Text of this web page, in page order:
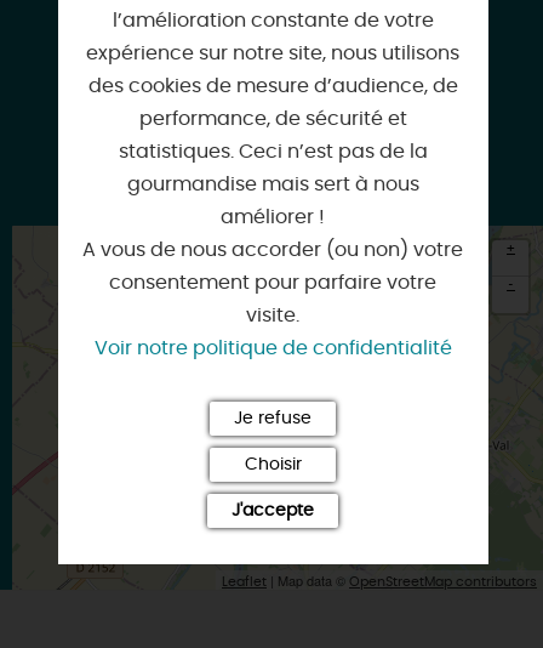
Facebook
Instagram
Itinéraire vers
+
-
Leaflet | Map data © OpenStreetMap contributors
l’amélioration constante de votre
expérience sur notre site, nous utilisons
des cookies de mesure d’audience, de
performance, de sécurité et
statistiques. Ceci n’est pas de la
gourmandise mais sert à nous
améliorer !
A vous de nous accorder (ou non) votre
consentement pour parfaire votre
visite.
Voir notre politique de confidentialité
Je refuse
Choisir
J'accepte